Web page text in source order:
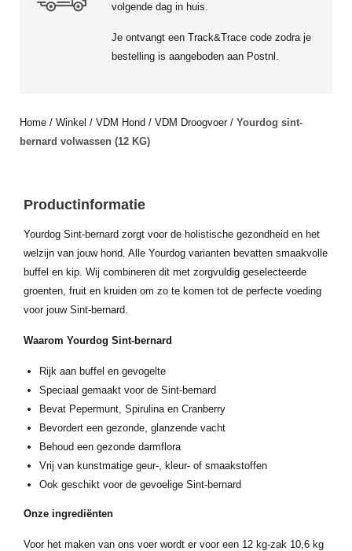
volgende dag in huis.
Je ontvangt een Track&Trace code zodra je
bestelling is aangeboden aan Postnl.
Home / Winkel / VDM Hond / VDM Droogvoer/ Yourdog sint-
bernard volwassen (12 KG)
Productinformatie
Yourdog Sint-bernard zorgt voor de holistische gezondheid en het
welzijn van jouw hond. Alle Yourdog varianten bevatten smaakvolle
buffel en kip. Wij combineren dit met zorgvuldig geselecteerde
groenten, fruit en kruiden om zo te komen tot de perfecte voeding
voor jouw Sint-bernard.
Waarom Yourdog Sint-bernard
Rijk aan buffel en gevogelte
Speciaal gemaakt voor de Sint-bernard
Bevat Pepermunt, Spirulina en Cranberry
Bevordert een gezonde, glanzende vacht
Behoud een gezonde darmflora
Vrij van kunstmatige geur-, kleur- of smaakstoffen
Ook geschikt voor de gevoelige Sint-bernard
Onze ingrediënten
Voor het maken van ons voer wordt er voor een 12 kg-zak 10,6 kg